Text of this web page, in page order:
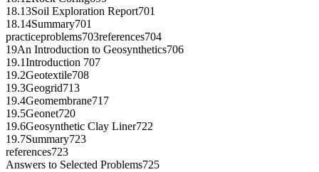
18.13Soil Exploration Report701
18.14Summary701
practiceproblems703references704
19An Introduction to Geosynthetics706
19.1Introduction 707
19.2Geotextile708
19.3Geogrid713
19.4Geomembrane717
19.5Geonet720
19.6Geosynthetic Clay Liner722
19.7Summary723
references723
Answers to Selected Problems725